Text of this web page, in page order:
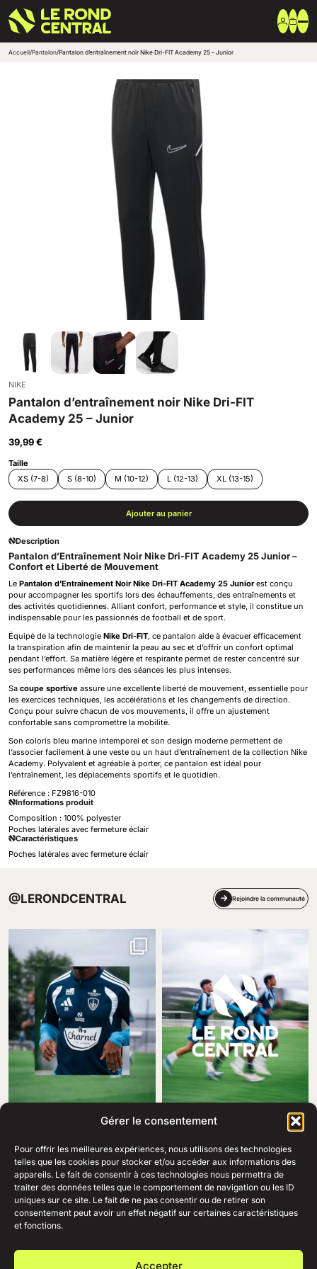
Gérer le consentement
Pour offrir les meilleures expériences, nous utilisons des technologies
telles que les cookies pour stocker et/ou accéder aux informations des
appareils. Le fait de consentir à ces technologies nous permettra de
traiter des données telles que le comportement de navigation ou les ID
uniques sur ce site. Le fait de ne pas consentir ou de retirer son
consentement peut avoir un effet négatif sur certaines caractéristiques
et fonctions.
Accepter
Accessoires entrainement
Accueil/Pantalon/Pantalon d’entraînement noir Nike Dri-FIT Academy 25 – Junior
NIKE
Pantalon d’entraînement noir Nike Dri-FIT
Academy 25 – Junior
39,99 €
Taille
XS (7-8)
S (8-10) M (10-12) L (12-13) XL (13-15)
Ajouter au panier
Description
Pantalon d’Entraînement Noir Nike Dri-FIT Academy 25 Junior –
Confort et Liberté de Mouvement
Le Pantalon d’Entraînement Noir Nike Dri-FIT Academy 25 Juniorest conçu
pour accompagner les sportifs lors des échauffements, des entraînements et
des activités quotidiennes. Alliant confort, performance et style, il constitue un
indispensable pour les passionnés de football et de sport.
Équipé de la technologie Nike Dri-FIT, ce pantalon aide à évacuer efficacement
la transpiration afin de maintenir la peau au sec et d’offrir un confort optimal
pendant l’effort. Sa matière légère et respirante permet de rester concentré sur
ses performances même lors des séances les plus intenses.
Sa coupe sportive assure une excellente liberté de mouvement, essentielle pour
les exercices techniques, les accélérations et les changements de direction.
Conçu pour suivre chacun de vos mouvements, il offre un ajustement
confortable sans compromettre la mobilité.
Son coloris bleu marine intemporel et son design moderne permettent de
l’associer facilement à une veste ou un haut d’entraînement de la collection Nike
Academy. Polyvalent et agréable à porter, ce pantalon est idéal pour
l’entraînement, les déplacements sportifs et le quotidien.
Référence : FZ9816-010
Informations produit
Composition : 100% polyester
Poches latérales avec fermeture éclair
Caractéristiques
Poches latérales avec fermeture éclair
@LERONDCENTRAL Rejoindre la communauté
69 Rue Amiral Romain Desfosses,
29200 Brest
02 98 41 41 99
Ouvert du lundi au samedi
+